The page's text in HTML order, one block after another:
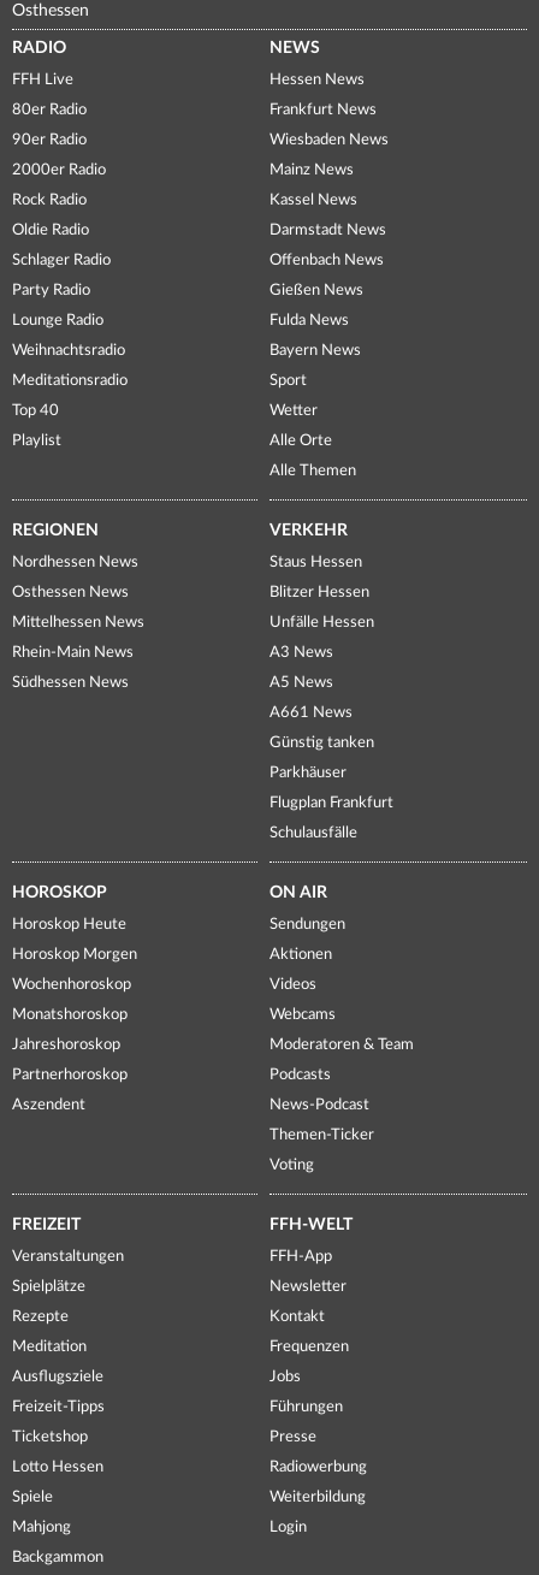
Osthessen
RADIO
FFH Live
80er Radio
90er Radio
2000er Radio
Rock Radio
Oldie Radio
Schlager Radio
Party Radio
Lounge Radio
Weihnachtsradio
Meditationsradio
Top 40
Playlist
NEWS
Hessen News
Frankfurt News
Wiesbaden News
Mainz News
Kassel News
Darmstadt News
Offenbach News
Gießen News
Fulda News
Bayern News
Sport
Wetter
Alle Orte
Alle Themen
REGIONEN
Nordhessen News
Osthessen News
Mittelhessen News
Rhein-Main News
Südhessen News
VERKEHR
Staus Hessen
Blitzer Hessen
Unfälle Hessen
A3 News
A5 News
A661 News
Günstig tanken
Parkhäuser
Flugplan Frankfurt
Schulausfälle
HOROSKOP
Horoskop Heute
Horoskop Morgen
Wochenhoroskop
Monatshoroskop
Jahreshoroskop
Partnerhoroskop
Aszendent
ON AIR
Sendungen
Aktionen
Videos
Webcams
Moderatoren & Team
Podcasts
News-Podcast
Themen-Ticker
Voting
FREIZEIT
Veranstaltungen
Spielplätze
Rezepte
Meditation
Ausflugsziele
Freizeit-Tipps
Ticketshop
Lotto Hessen
Spiele
Mahjong
Backgammon
FFH-WELT
FFH-App
Newsletter
Kontakt
Frequenzen
Jobs
Führungen
Presse
Radiowerbung
Weiterbildung
Login